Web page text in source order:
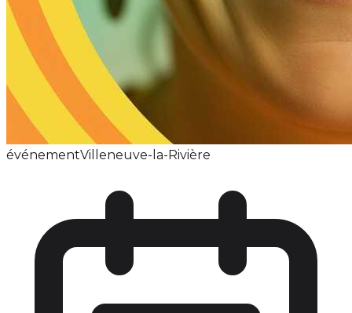
événementVilleneuve-la-Rivière